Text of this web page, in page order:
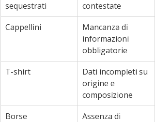
sequestrati
contestate
Cappellini
Mancanza di
informazioni
obbligatorie
T-shirt
Dati incompleti su
origine e
composizione
Borse
Assenza di